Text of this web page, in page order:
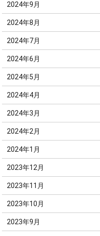
2024年9月
2024年8月
2024年7月
2024年6月
2024年5月
2024年4月
2024年3月
2024年2月
2024年1月
2023年12月
2023年11月
2023年10月
2023年9月